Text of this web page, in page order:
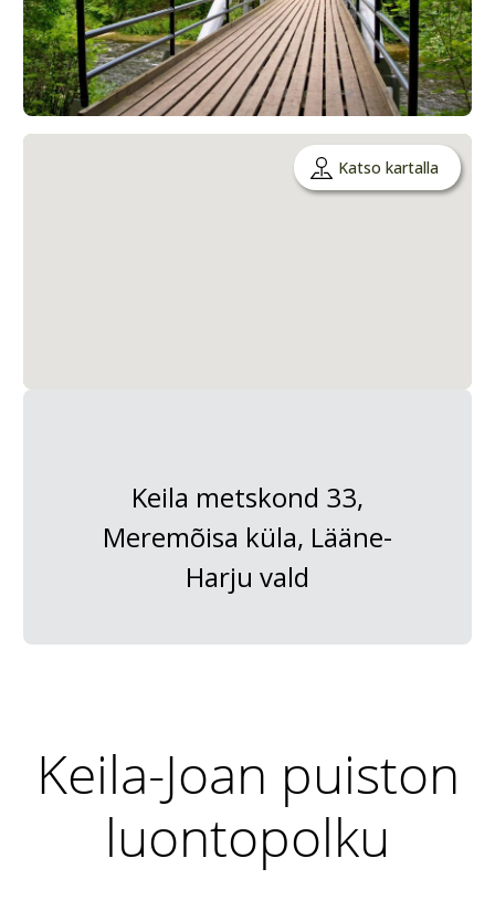
Katso kartalla
Keila metskond 33,
Meremõisa küla, Lääne-
Harju vald
Keila-Joan puiston
luontopolku